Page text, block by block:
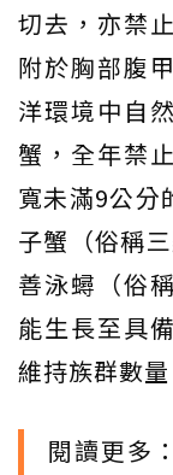
切去，亦禁
附於胸部腹
洋環境中自
蟹，全年禁
寬未滿9公分
子蟹（俗稱
善泳蟳（俗
能生長至具
維持族群數量
閱讀更多：